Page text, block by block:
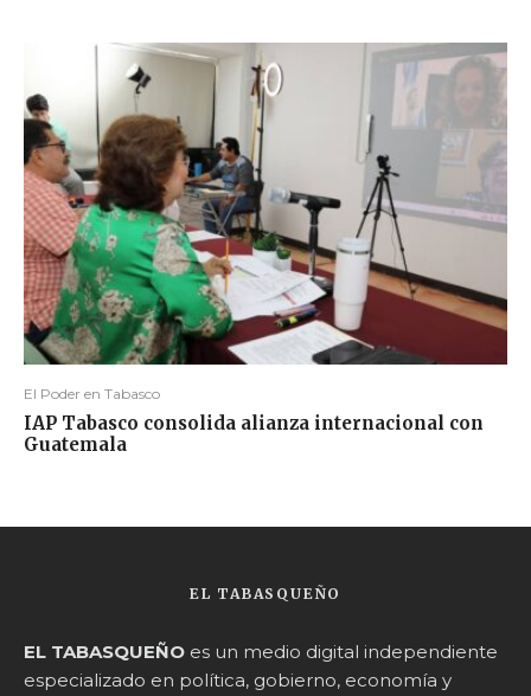
El Poder en Tabasco
IAP Tabasco consolida alianza internacional con
Guatemala
EL TABASQUEÑO
EL TABASQUEÑO es un medio digital independiente
especializado en política, gobierno, economía y